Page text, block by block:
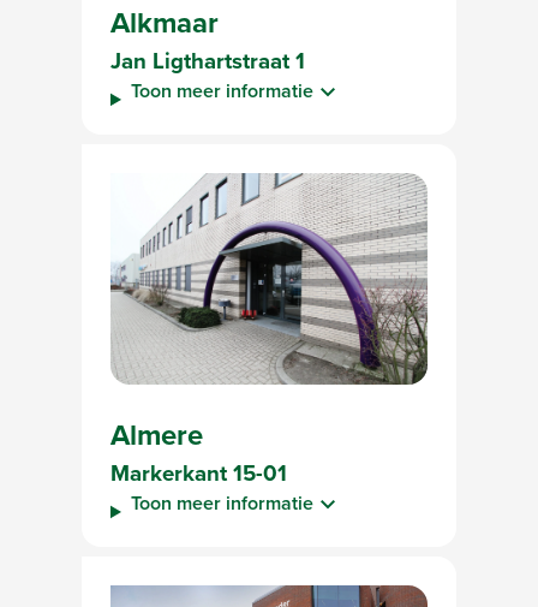
Alkmaar
Jan Ligthartstraat 1
Toon meer informatie
Almere
Markerkant 15-01
Toon meer informatie